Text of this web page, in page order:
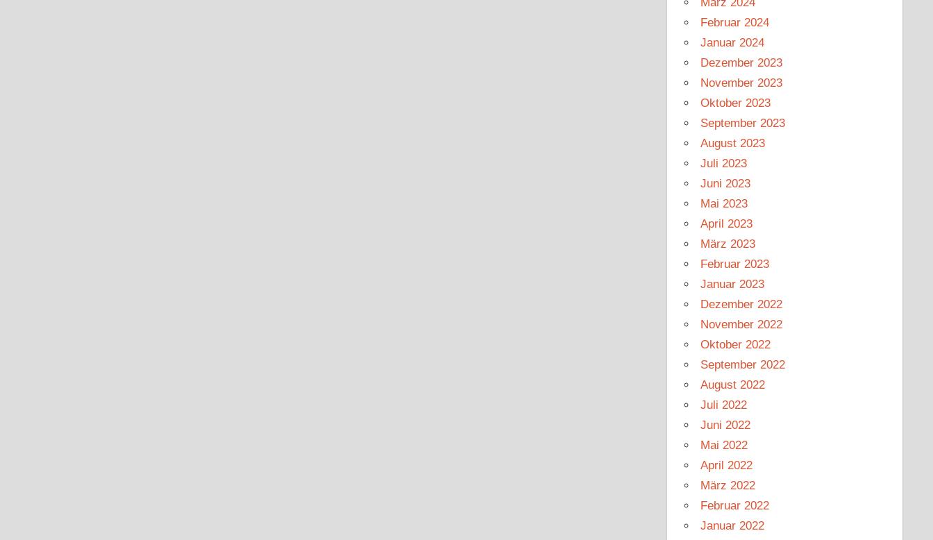
Februar 2024
Januar 2024
Dezember 2023
November 2023
Oktober 2023
September 2023
August 2023
Juli 2023
Juni 2023
Mai 2023
April 2023
März 2023
Februar 2023
Januar 2023
Dezember 2022
November 2022
Oktober 2022
September 2022
August 2022
Juli 2022
Juni 2022
Mai 2022
April 2022
März 2022
Februar 2022
Januar 2022